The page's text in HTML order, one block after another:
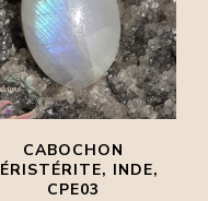
CABOCHON
INDE,
CPE03